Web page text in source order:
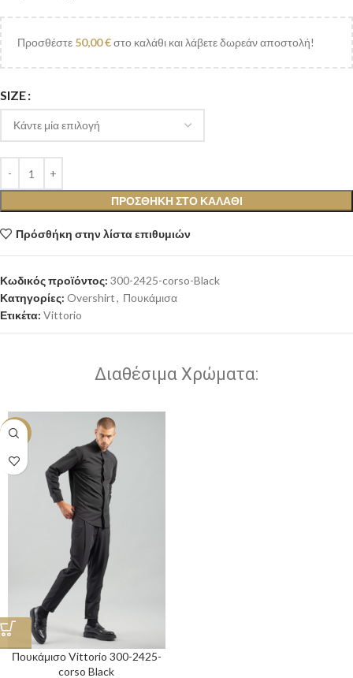
Προσθέστε 50,00€στο καλάθι και λάβετε δωρεάν αποστολή!
SIZE
ΠΡΟΣΘΉΚΗ ΣΤΟ ΚΑΛΆΘΙ
Πρόσθήκη στην λίστα επιθυμιών
Κωδικός προϊόντος: 300-2425-corso-Black
Κατηγορίες: Overshirt, Πουκάμισα
Ετικέτα: Vittorio
Διαθέσιμα Χρώματα:
-30%
Πουκάμισο Vittorio 300-2425-
corso Black